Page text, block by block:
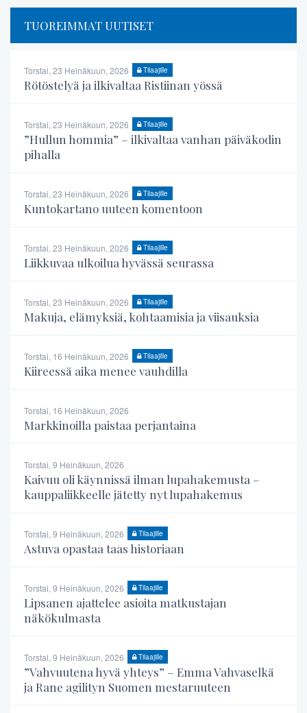
TUOREIMMAT UUTISET
Torstai, 23 Heinäkuun, 2026 Tilaajille
Rötöstelyä ja ilkivaltaa Ristiinan yössä
Torstai, 23 Heinäkuun, 2026 Tilaajille
”Hullun hommia” – ilkivaltaa vanhan päiväkodin
pihalla
Torstai, 23 Heinäkuun, 2026 Tilaajille
Kuntokartano uuteen komentoon
Torstai, 23 Heinäkuun, 2026 Tilaajille
Liikkuvaa ulkoilua hyvässä seurassa
Torstai, 23 Heinäkuun, 2026 Tilaajille
Makuja, elämyksiä, kohtaamisia ja viisauksia
Torstai, 16 Heinäkuun, 2026 Tilaajille
Kiireessä aika menee vauhdilla
Torstai, 16 Heinäkuun, 2026
Markkinoilla paistaa perjantaina
Torstai, 9 Heinäkuun, 2026
Kaivuu oli käynnissä ilman lupahakemusta –
kauppaliikkeelle jätetty nyt lupahakemus
Torstai, 9 Heinäkuun, 2026 Tilaajille
Astuva opastaa taas historiaan
Torstai, 9 Heinäkuun, 2026 Tilaajille
Lipsanen ajattelee asioita matkustajan
näkökulmasta
Torstai, 9 Heinäkuun, 2026 Tilaajille
”Vahvuutena hyvä yhteys” – Emma Vahvaselkä
ja Rane agilityn Suomen mestaruuteen